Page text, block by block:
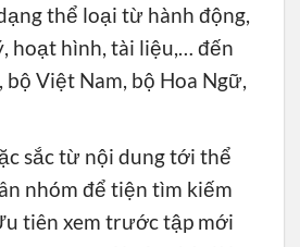
thể loại từ hành động,
hoạt hình, tài liệu,… đến
bộ Việt Nam, bộ Hoa Ngữ,
sắc từ nội dung tới thể
nhóm để tiện tìm kiếm
tiên xem trước tập mới